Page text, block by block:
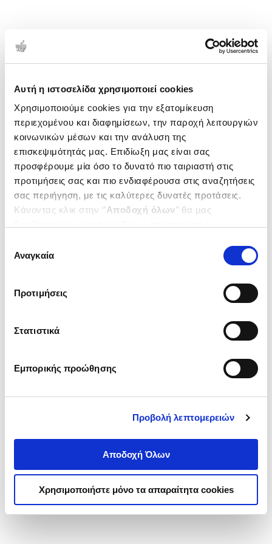
Αυτή η ιστοσελίδα χρησιμοποιεί cookies
Χρησιμοποιούμε cookies για την εξατομίκευση
περιεχομένου και διαφημίσεων, την παροχή λειτουργιών
κοινωνικών μέσων και την ανάλυση της
επισκεψιμότητάς μας. Επιδίωξη μας είναι σας
προσφέρουμε μία όσο το δυνατό πιο ταιριαστή στις
προτιμήσεις σας και πιο ενδιαφέρουσα στις αναζητήσεις
σας περιήγηση, με τις καλύτερες δυνατές προτάσεις.
Κάνοντας κλικ στην ‘’Αποδοχή όλων’’ θα μας
ενδιαφέρουν και να επιλέξετε από τα παρακάτω με την
΄΄και να ενημερωθείτε σχετικά με
συγκατάθεσης
Αναγκαία
Προτιμήσεις
Στατιστικά
Εμπορικής προώθησης
Προβολή λεπτομερειών
Αποδοχή Όλων
Χρησιμοποιήστε μόνο τα απαραίτητα cookies